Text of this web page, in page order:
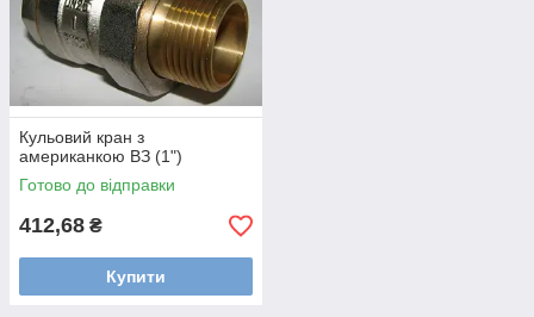
Кульовий кран з
американкою ВЗ (1")
Готово до відправки
412,68 ₴
Купити